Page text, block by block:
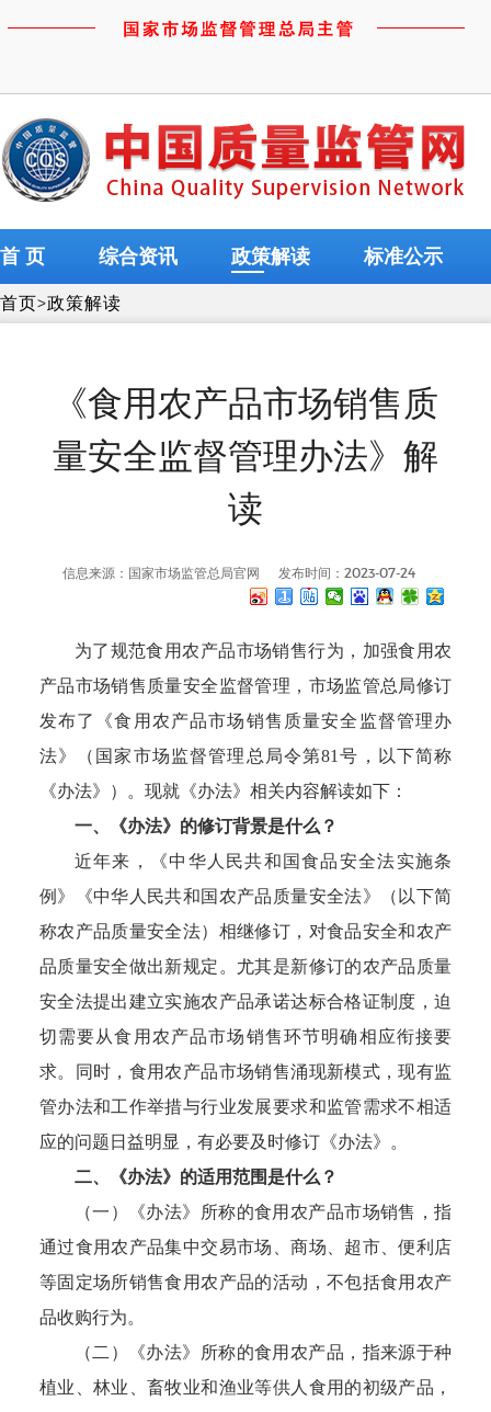
首 页 综合资讯 政策解读 标准公示
首页>政策解读
《食用农产品市场销售质
量安全监督管理办法》解
读
信息来源：国家市场监管总局官网 发布时间：2023-07-24
为了规范食用农产品市场销售行为，加强食用农
产品市场销售质量安全监督管理，市场监管总局修订
发布了《食用农产品市场销售质量安全监督管理办
法》（国家市场监督管理总局令第81号，以下简称
《办法》）。现就《办法》相关内容解读如下：
一、《办法》的修订背景是什么？
近年来，《中华人民共和国食品安全法实施条
例》《中华人民共和国农产品质量安全法》（以下简
称农产品质量安全法）相继修订，对食品安全和农产
品质量安全做出新规定。尤其是新修订的农产品质量
安全法提出建立实施农产品承诺达标合格证制度，迫
切需要从食用农产品市场销售环节明确相应衔接要
求。同时，食用农产品市场销售涌现新模式，现有监
管办法和工作举措与行业发展要求和监管需求不相适
应的问题日益明显，有必要及时修订《办法》。
二、《办法》的适用范围是什么？
（一）《办法》所称的食用农产品市场销售，指
通过食用农产品集中交易市场、商场、超市、便利店
等固定场所销售食用农产品的活动，不包括食用农产
品收购行为。
（二）《办法》所称的食用农产品，指来源于种
植业、林业、畜牧业和渔业等供人食用的初级产品，